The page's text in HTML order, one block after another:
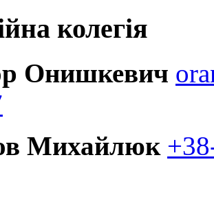
колегія
Онишкевич
Михайлюк